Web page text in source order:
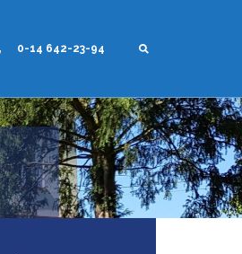
0-14 642-23-94